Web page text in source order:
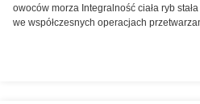
owoców morza Integralność ciała ryb
we współczesnych operacjach